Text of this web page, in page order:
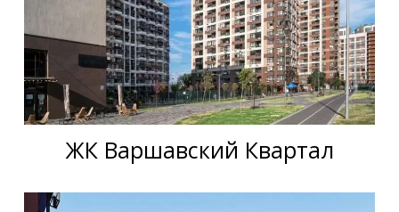
ЖК Варшавский Квартал